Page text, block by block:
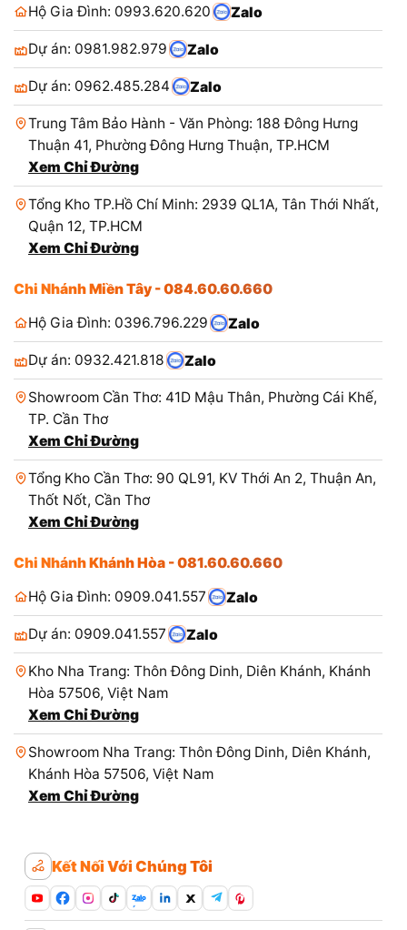
Hộ Gia Đình: 0993.620.620
Zalo
Dự án: 0981.982.979 Zalo
Dự án: 0962.485.284 Zalo
Trung Tâm Bảo Hành - Văn Phòng: 188 Đông Hưng
Thuận 41, Phường Đông Hưng Thuận, TP.HCM
Xem Chỉ Đường
Tổng Kho TP.Hồ Chí Minh: 2939 QL1A, Tân Thới Nhất,
Quận 12, TP.HCM
Xem Chỉ Đường
Chi Nhánh Miền Tây - 084.60.60.660
Hộ Gia Đình: 0396.796.229
Zalo
Dự án: 0932.421.818 Zalo
Showroom Cần Thơ: 41D Mậu Thân, Phường Cái Khế,
TP. Cần Thơ
Xem Chỉ Đường
Tổng Kho Cần Thơ: 90 QL91, KV Thới An 2, Thuận An,
Thốt Nốt, Cần Thơ
Xem Chỉ Đường
Chi Nhánh Khánh Hòa - 081.60.60.660
Hộ Gia Đình: 0909.041.557
Zalo
Dự án: 0909.041.557 Zalo
Kho Nha Trang: Thôn Đông Dinh, Diên Khánh, Khánh
Hòa 57506, Việt Nam
Xem Chỉ Đường
Showroom Nha Trang: Thôn Đông Dinh, Diên Khánh,
Khánh Hòa 57506, Việt Nam
Xem Chỉ Đường
Kết Nối Với Chúng Tôi
Zalo